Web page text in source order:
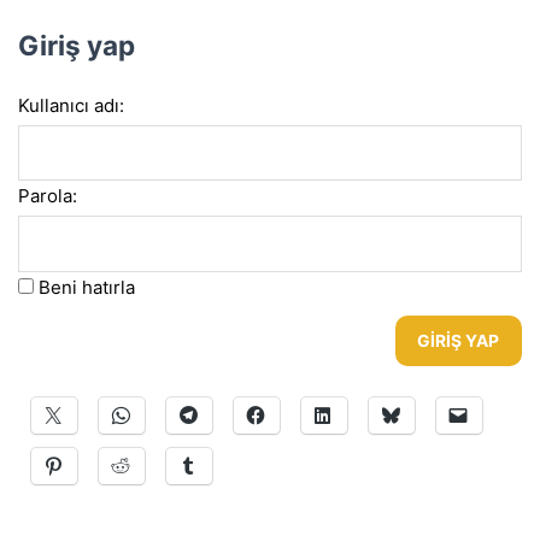
Giriş yap
Kullanıcı adı:
Parola:
Beni hatırla
GIRIŞ YAP